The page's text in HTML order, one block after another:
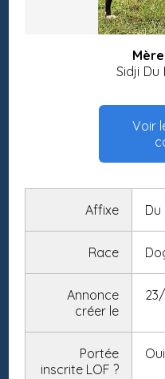
Mère
Sidji
Voir
Affixe Du
Race
Annonce
créer le
Portée
inscrite LOF?
Oui